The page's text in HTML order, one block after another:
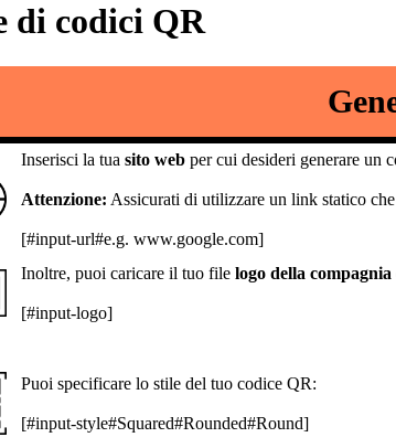
di codici QR
Inserisci la tuasito web per cui desideri generare un
Attenzione: Assicurati di utilizzare un link statico
[#input-url#e.g. www.google.com]
Inoltre, puoi caricare il tuo filelogo della compagnia
[#input-logo]
Puoi specificare lo stile del tuo codice QR:
[#input-style#Squared#Rounded#Round]